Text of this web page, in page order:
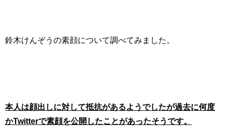
鈴木けんぞうの素顔について調べてみました。
本人は顔出しに対して抵抗があるようでしたが過去に何度
かTwitterで素顔を公開したことがあったそうです。